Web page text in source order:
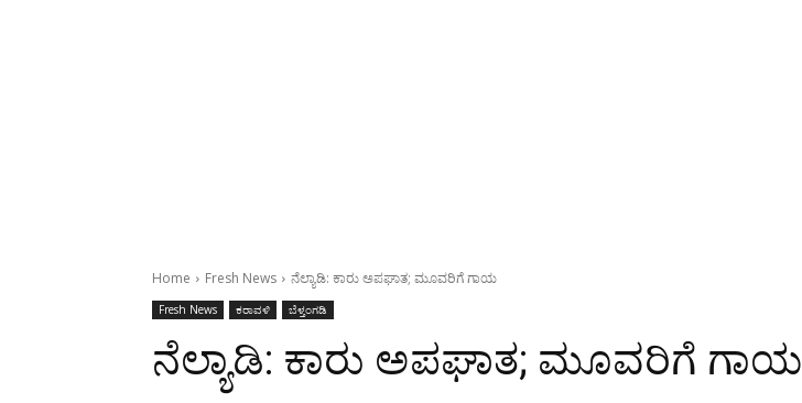
Home Fresh News ನೆಲ್ಯಾಡಿ: ಕಾರು ಅಪಘಾತ; ಮೂವರಿಗೆ ಗಾಯ
Fresh News ಕರಾವಳಿ ಬೆಳ್ತಂಗಡಿ
ನೆಲ್ಯಾಡಿ: ಕಾರು ಅಪಘಾತ; ಮೂವರಿಗೆ ಗಾಯ